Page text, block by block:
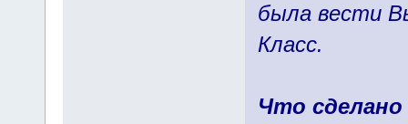
была вести
Класс.
Что